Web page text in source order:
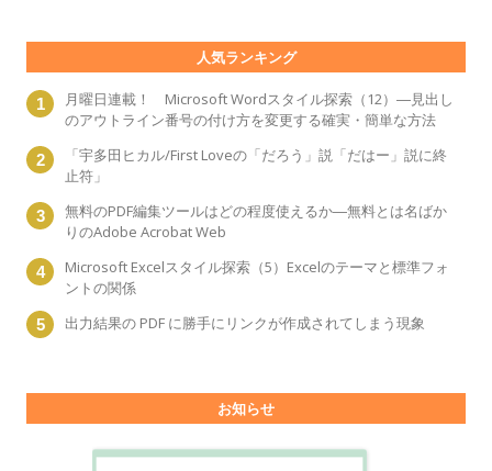
人気ランキング
月曜日連載！ Microsoft Wordスタイル探索（12）―見出し
のアウトライン番号の付け方を変更する確実・簡単な方法
「宇多田ヒカル/First Loveの「だろう」説「だはー」説に終
止符」
無料のPDF編集ツールはどの程度使えるか―無料とは名ばか
りのAdobe Acrobat Web
Microsoft Excelスタイル探索（5）Excelのテーマと標準フォ
ントの関係
出力結果の PDF に勝手にリンクが作成されてしまう現象
お知らせ